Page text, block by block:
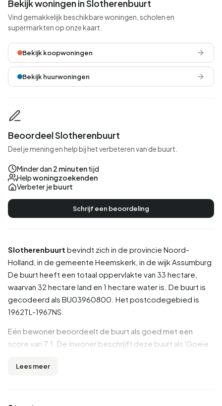
Slotherenbuurt bevindt zich in de provincie Noord-
Holland , in de gemeente Heemskerk , in de wijkAssumburg
De buurt heeft een totaal oppervlakte van 33 hectare,
waarvan 32 hectare land en 1 hectare water is. De buurt is
gecodeerd als BU03960800. Het postcodegebied is
1962TL-1967NS.
Eén bewoner beoordeelt de buurt als goed met een
score van 7.1. De inwoner beschrijft deze buurt als 'Goeie
beoordelingen zijn er nog geen duidelijke trends zichtbaar
Lees meer
Bekijk woningen in Slotherenbuurt
Vind gemakkelijk beschikbare woningen, scholen en
supermarkten op onze kaart.
Bekijk koopwoningen
Bekijk huurwoningen
Beoordeel Slotherenbuurt
Deel je mening en help bij het verbeteren van de buurt.
Minder dan 2 minutentijd
Helpwoningzoekenden
Verbeter jebuurt
Schrijf een beoordeling